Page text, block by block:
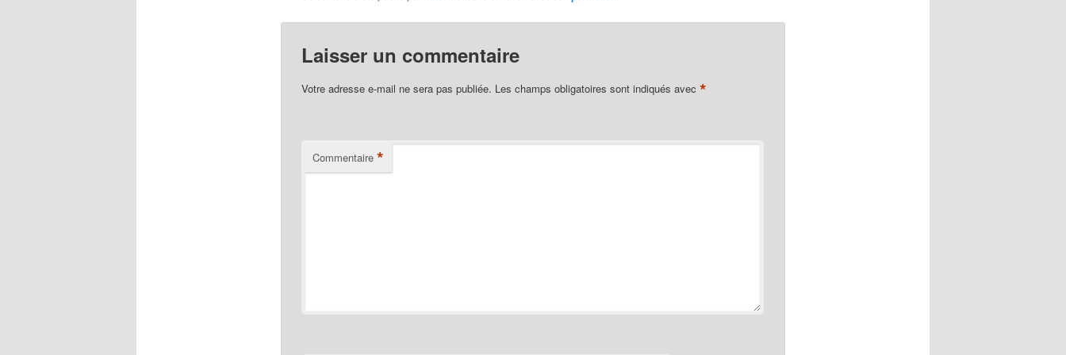
Laisser un commentaire
Votre adresse e-mail ne sera pas publiée. Les champs obligatoires sont indiqués avec *
Commentaire *